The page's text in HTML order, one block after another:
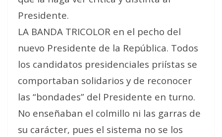
Presidente.
LA BANDA TRICOLOR en el pecho del
nuevo Presidente de la República. Todos
los candidatos presidenciales priístas se
comportaban solidarios y de reconocer
las “bondades” del Presidente en turno.
No enseñaban el colmillo ni las garras de
su carácter, pues el sistema no se los